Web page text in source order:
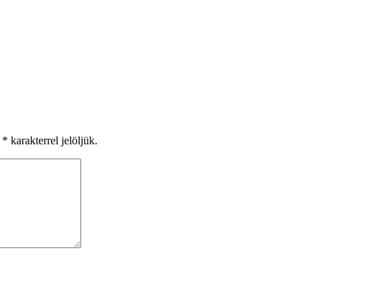
* karakterrel jelöljük.